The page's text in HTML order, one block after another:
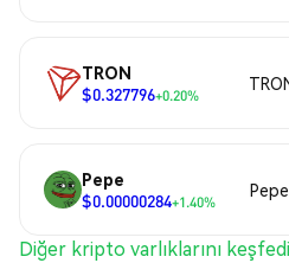
TRON
$0.327796+0.20%
Pepe
$0.00000284+1.40%
Pepe
Diğer kripto varlıklarını